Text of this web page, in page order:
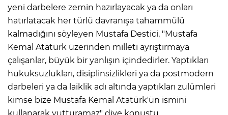
yeni darbelere zemin hazırlayacak ya da onları
hatırlatacak her türlü davranışa tahammülü
kalmadığını söyleyen Mustafa Destici, "Mustafa
Kemal Atatürk üzerinden milleti ayrıştırmaya
çalışanlar, büyük bir yanlışın içindedirler. Yaptıkları
hukuksuzlukları, disiplinsizlikleri ya da postmodern
darbeleri ya da laiklik adı altında yaptıkları zulümleri
kimse bize Mustafa Kemal Atatürk'ün ismini